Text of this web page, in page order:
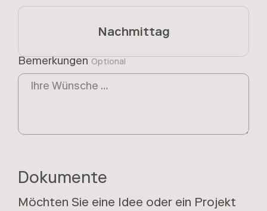
Nachmittag
Bemerkungen Optional
Dokumente
Möchten Sie eine Idee oder ein Projekt